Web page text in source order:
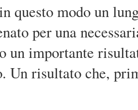
questo modo un
per una
un importante
Un risultato che,